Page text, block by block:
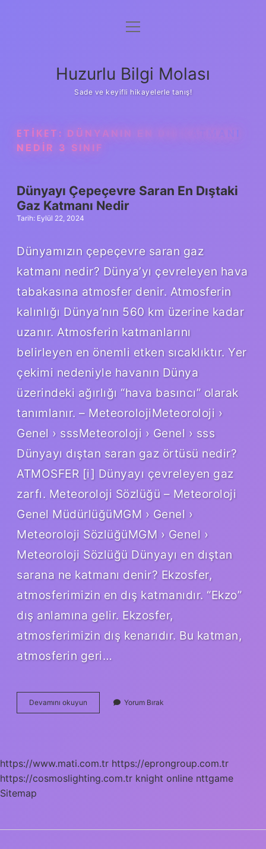
Anasayfa
Yasal Uyarı
menüyü
Huzurlu Bilgi Molası
Sade ve keyifli hikayelerle tanış!
ETIKET: DÜNYANIN EN DIŞ KATMANI
NEDIR 3 SINIF
Dünyayı Çepeçevre Saran En Dıştaki
Gaz Katmanı Nedir
Tarih: Eylül 22, 2024
Dünyamızın çepeçevre saran gaz
katmanı nedir? Dünya’yı çevreleyen hava
tabakasına atmosfer denir. Atmosferin
kalınlığı Dünya’nın 560 km üzerine kadar
uzanır. Atmosferin katmanlarını
belirleyen en önemli etken sıcaklıktır. Yer
çekimi nedeniyle havanın Dünya
üzerindeki ağırlığı “hava basıncı” olarak
tanımlanır. – MeteorolojiMeteoroloji ›
Genel › sssMeteoroloji › Genel › sss
Dünyayı dıştan saran gaz örtüsü nedir?
ATMOSFER [i] Dünyayı çevreleyen gaz
zarfı. Meteoroloji Sözlüğü – Meteoroloji
Genel MüdürlüğüMGM › Genel ›
Meteoroloji SözlüğüMGM › Genel ›
Meteoroloji Sözlüğü Dünyayı en dıştan
sarana ne katmanı denir? Ekzosfer,
atmosferimizin en dış katmanıdır. “Ekzo”
dış anlamına gelir. Ekzosfer,
atmosferimizin dış kenarıdır. Bu katman,
atmosferin geri…
Devamını okuyun Dünyayı
Çepeçevre
Katmanı
Nedir
Yorum Bırak
https://www.mati.com.tr https://eprongroup.com.tr
https://cosmoslighting.com.tr knight online nttgame
Sitemap